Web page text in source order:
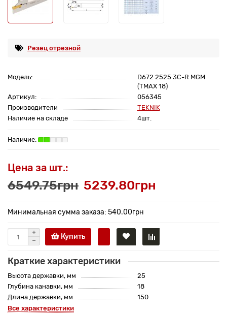
Резец отрезной
Модель:
D672 2525 3C-R MGM
(TMAX 18)
Артикул:
056345
Производители
TEKNIK
Наличие на складе
4шт.
Цена за шт.:
6549.75грн 5239.80грн
Минимальная сумма заказа: 540.00грн
Купить
Краткие характеристики
Высота державки, мм
25
Глубина канавки, мм
18
Длина державки, мм
150
Все характеристики